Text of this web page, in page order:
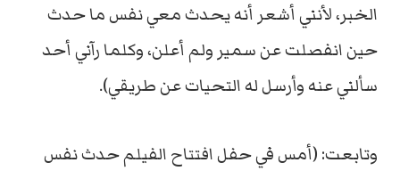
الخبر، لأنني أشعر أنه يحدث معي نفس ما حدث
حين انفصلت عن سمير ولم أعلن، وكلما رآني أحد
سألني عنه وأرسل له التحيات عن طريقي).
وتابعت: (أمس في حفل افتتاح الفيلم حدث نفس